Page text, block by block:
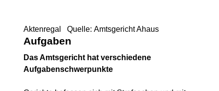
Aktenregal Quelle: Amtsgericht Ahaus
Aufgaben
Das Amtsgericht hat verschiedene
Aufgabenschwerpunkte